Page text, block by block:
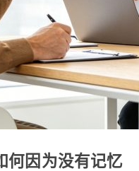
何因为没有记忆